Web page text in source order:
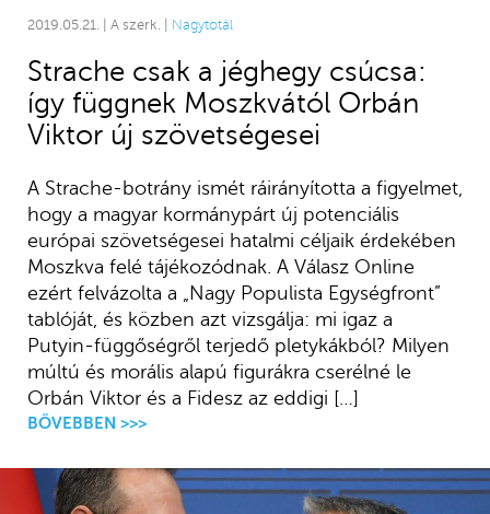
2019.05.21. | A szerk. | Nagytotál
Strache csak a jéghegy csúcsa:
így függnek Moszkvától Orbán
Viktor új szövetségesei
A Strache-botrány ismét ráirányította a figyelmet,
hogy a magyar kormánypárt új potenciális
európai szövetségesei hatalmi céljaik érdekében
Moszkva felé tájékozódnak. A Válasz Online
ezért felvázolta a „Nagy Populista Egységfront”
tablóját, és közben azt vizsgálja: mi igaz a
Putyin-függőségről terjedő pletykákból? Milyen
múltú és morális alapú figurákra cserélné le
Orbán Viktor és a Fidesz az eddigi […]
BŐVEBBEN >>>